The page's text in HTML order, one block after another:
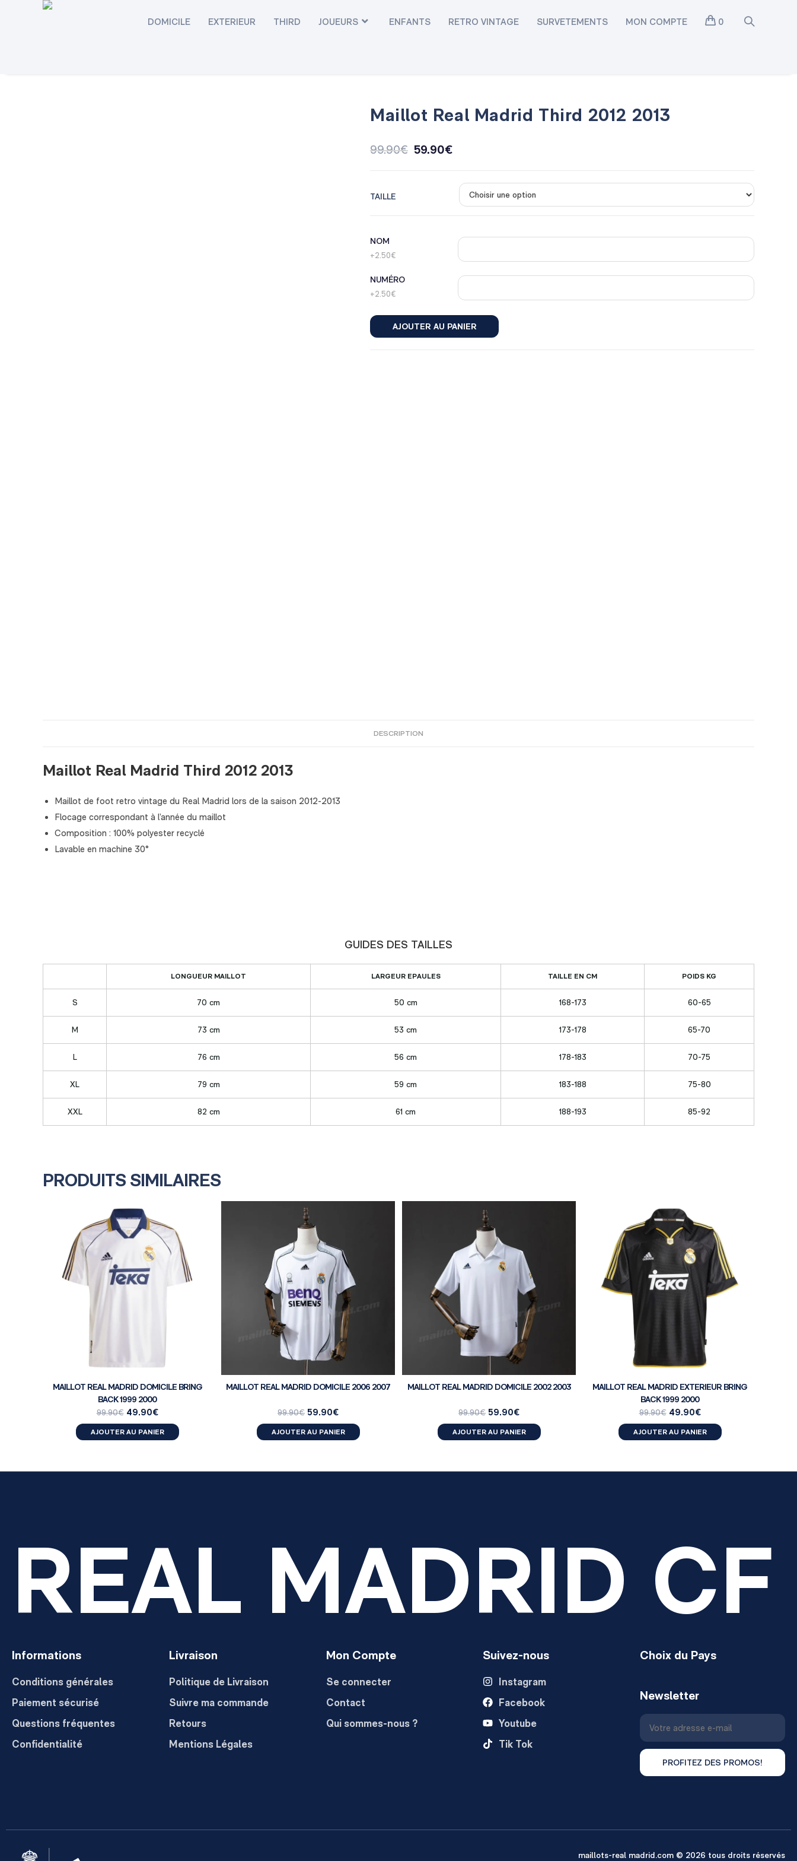
DOMICILE EXTERIEUR THIRD JOUEURS ENFANTS RETRO VINTAGE SURVETEMENTS MON COMPTE 0
Maillot Real Madrid Third 2012 2013
99.90€ 59.90€
TAILLE
NOM
+2.50€
NUMÉRO
+2.50€
AJOUTER AU PANIER
DESCRIPTION
Maillot Real Madrid Third 2012 2013
Maillot de foot retro vintage du Real Madrid lors de la saison 2012-2013
Flocage correspondant à l’année du maillot
Composition : 100% polyester recyclé
Lavable en machine 30°
GUIDES DES TAILLES
LONGUEUR MAILLOT LARGEUR EPAULES TAILLE EN CM POIDS KG
S 70 cm 50 cm 168-173 60-65
M 73 cm 53 cm 173-178 65-70
L 76 cm 56 cm 178-183 70-75
XL 79 cm 59 cm 183-188 75-80
XXL 82 cm 61 cm 188-193 85-92
PRODUITS SIMILAIRES
MAILLOT REAL MADRID DOMICILE BRING
BACK 1999 2000
99.90€ 49.90€
AJOUTER AU PANIER
MAILLOT REAL MADRID DOMICILE 2006 2007
99.90€ 59.90€
AJOUTER AU PANIER
MAILLOT REAL MADRID DOMICILE 2002 2003
99.90€ 59.90€
AJOUTER AU PANIER
MAILLOT REAL MADRID EXTERIEUR BRING
BACK 1999 2000
99.90€ 49.90€
AJOUTER AU PANIER
REAL MADRID CF
Informations
Conditions générales
Paiement sécurisé
Questions fréquentes
Confidentialité
Livraison
Politique de Livraison
Suivre ma commande
Retours
Mentions Légales
Mon Compte
Se connecter
Contact
Qui sommes-nous ?
Suivez-nous
Instagram
Facebook
Youtube
Tik Tok
Choix du Pays
Newsletter
PROFITEZ DES PROMOS!
maillots-real madrid.com © 2026 tous droits réservés